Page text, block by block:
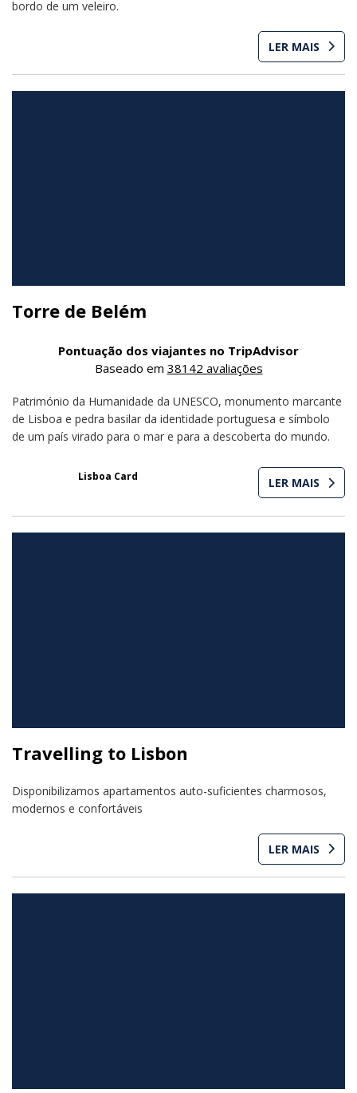
bordo de um veleiro.
LER MAIS
Torre de Belém
Pontuação dos viajantes no TripAdvisor
Baseado em 38142 avaliações
Património da Humanidade da UNESCO, monumento marcante
de Lisboa e pedra basilar da identidade portuguesa e símbolo
de um país virado para o mar e para a descoberta do mundo.
Lisboa Card LER MAIS
Travelling to Lisbon
Disponibilizamos apartamentos auto-suficientes charmosos,
modernos e confortáveis
LER MAIS